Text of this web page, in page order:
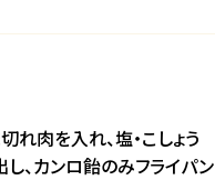
肉を入れ、塩・こしょう
、カンロ飴のみフライパン